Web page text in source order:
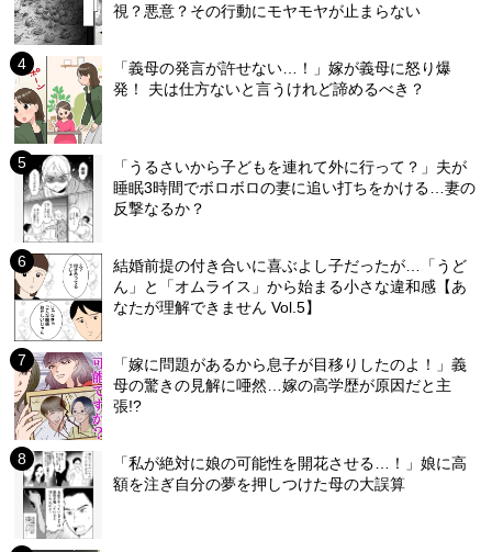
視？悪意？その行動にモヤモヤが止まらない
「義母の発言が許せない…！」嫁が義母に怒り爆
発！ 夫は仕方ないと言うけれど諦めるべき？
「うるさいから子どもを連れて外に行って？」夫が
睡眠3時間でボロボロの妻に追い打ちをかける…妻の
反撃なるか？
結婚前提の付き合いに喜ぶよし子だったが…「うど
ん」と「オムライス」から始まる小さな違和感【あ
なたが理解できません Vol.5】
「嫁に問題があるから息子が目移りしたのよ！」義
母の驚きの見解に唖然…嫁の高学歴が原因だと主
張!?
「私が絶対に娘の可能性を開花させる…！」娘に高
額を注ぎ自分の夢を押しつけた母の大誤算